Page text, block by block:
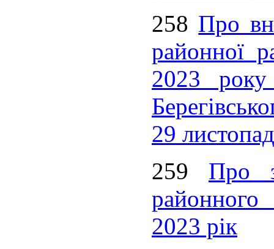
258 Про
районної
2023
29
259 Про
районного
2023 рік